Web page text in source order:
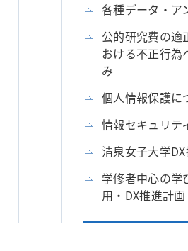
各種データ・ア
公的研究費の適
おける不正行為
み
個人情報保護に
情報セキュリテ
清泉女子大学
学修者中心の学
用・DX推進計画